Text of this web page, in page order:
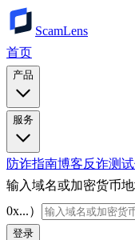
ScamLens
首页
产品
服务
防诈指南博客反诈测试
输入域名或加密货币
0x...）
登录